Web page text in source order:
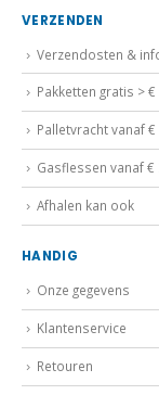
VERZENDEN
Verzendosten &
Pakketten gratis > €
Palletvracht vanaf €
Gasflessen vanaf €
Afhalen kan ook
HANDIG
Onze gegevens
Klantenservice
Retouren